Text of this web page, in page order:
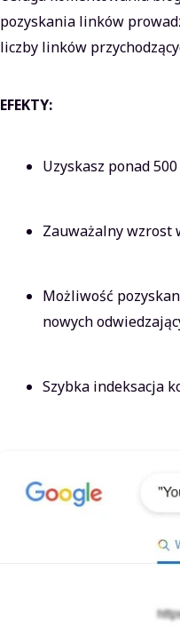
pozyskania linków
liczby linków
EFEKTY:
Uzyskasz ponad
Zauważalny wzrost
Możliwość
nowych
Szybka indeksacja